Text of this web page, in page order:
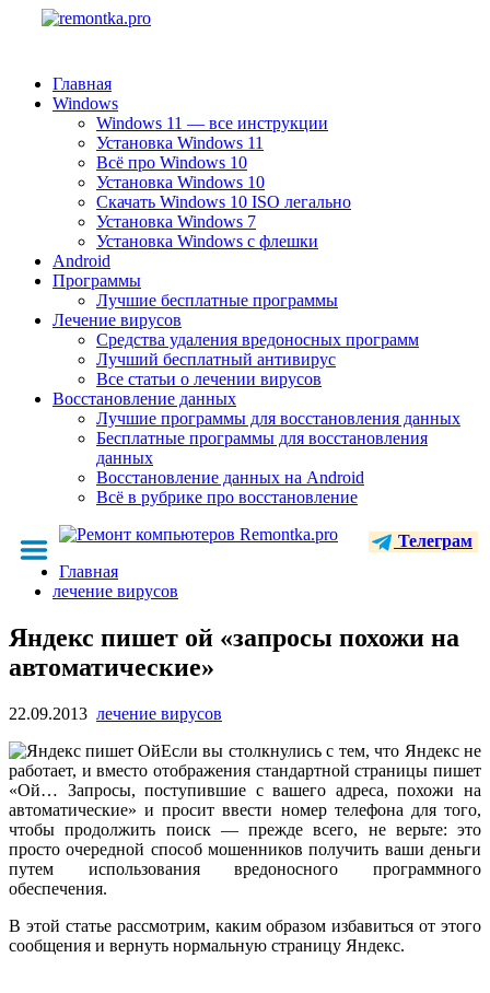
Главная
Windows
Windows 11 — все инструкции
Установка Windows 11
Всё про Windows 10
Установка Windows 10
Скачать Windows 10 ISO легально
Установка Windows 7
Установка Windows с флешки
Android
Программы
Лучшие бесплатные программы
Лечение вирусов
Средства удаления вредоносных программ
Лучший бесплатный антивирус
Все статьи о лечении вирусов
Восстановление данных
Лучшие программы для восстановления данных
Бесплатные программы для восстановления
данных
Восстановление данных на Android
Всё в рубрике про восстановление
Телеграм
Главная
лечение вирусов
Яндекс пишет ой «запросы похожи на
автоматические»
22.09.2013 лечение вирусов
Если вы столкнулись с тем, что Яндекс не
работает, и вместо отображения стандартной страницы пишет
«Ой… Запросы, поступившие с вашего адреса, похожи на
автоматические» и просит ввести номер телефона для того,
чтобы продолжить поиск — прежде всего, не верьте: это
просто очередной способ мошенников получить ваши деньги
путем использования вредоносного программного
обеспечения.
В этой статье рассмотрим, каким образом избавиться от этого
сообщения и вернуть нормальную страницу Яндекс.